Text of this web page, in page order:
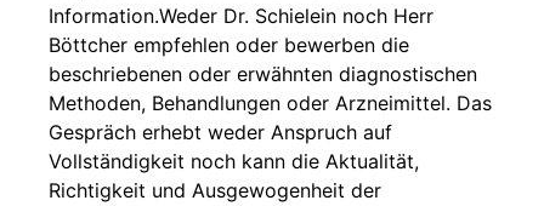
Information.Weder Dr. Schielein noch Herr
Böttcher empfehlen oder bewerben die
beschriebenen oder erwähnten diagnostischen
Methoden, Behandlungen oder Arzneimittel. Das
Gespräch erhebt weder Anspruch auf
Vollständigkeit noch kann die Aktualität,
Richtigkeit und Ausgewogenheit der